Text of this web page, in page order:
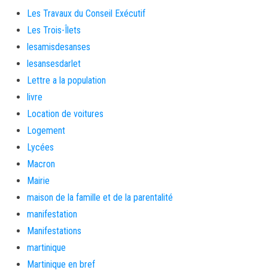
Les Travaux du Conseil Exécutif
Les Trois-Îlets
lesamisdesanses
lesansesdarlet
Lettre a la population
livre
Location de voitures
Logement
Lycées
Macron
Mairie
maison de la famille et de la parentalité
manifestation
Manifestations
martinique
Martinique en bref